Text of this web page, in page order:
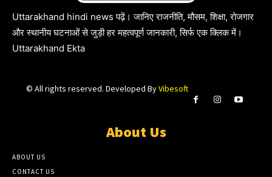
Uttarakhand hindi news पढ़ें। जानिए राजनीति, मौसम, शिक्षा, रोजगार
और स्थानीय घटनाओं से जुड़ी हर महत्वपूर्ण जानकारी, सिर्फ एक क्लिक में।
Uttarakhand Ekta
© All rights reserved. Developed ByVibesoft
About Us
ABOUT US
CONTACT US